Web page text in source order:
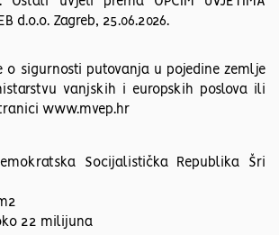
d.o.o. Zagreb, 25.06.2026.
o sigurnosti putovanja u pojedine zemlje
vanjskih i europskih poslova ili
www.mvep.hr
Socijalistička Republika Šri
22 milijuna